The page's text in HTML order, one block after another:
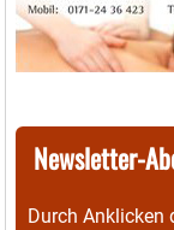
Newsletter-
Durch Anklicken